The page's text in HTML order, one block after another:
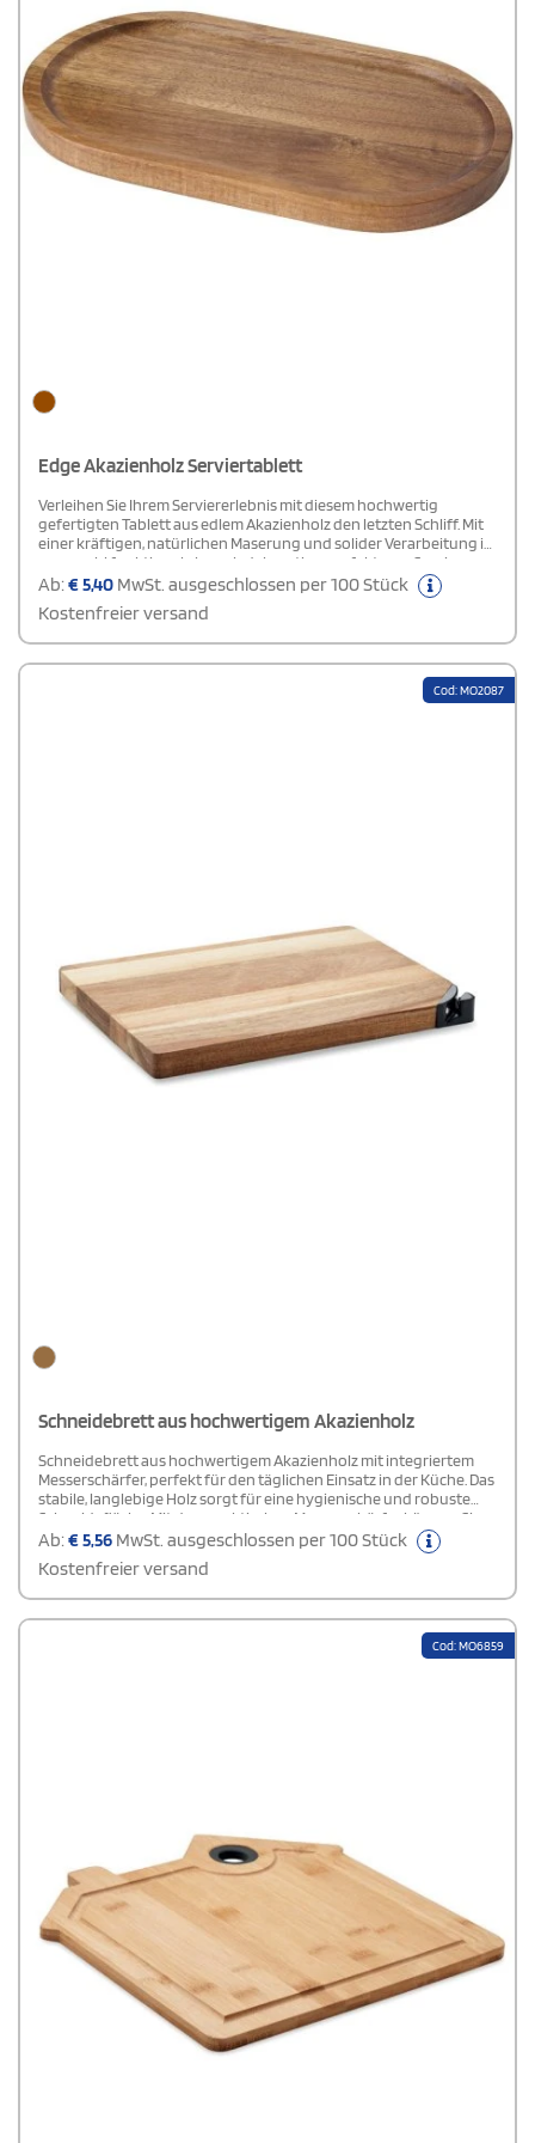
Edge Akazienholz Serviertablett
Verleihen Sie Ihrem Serviererlebnis mit diesem hochwertig
gefertigten Tablett aus edlem Akazienholz den letzten Schliff. Mit
einer kräftigen, natürlichen Maserung und solider Verarbeitung ist
es sowohl funktional als auch dekorativ – perfekt zum Servieren
von Getränken, Snacks oder Vorspeisen. Leicht, aber dennoch
stabil ist es ideal für den täglichen Gebrauch oder besondere
Anlässe.
Ab:€5,40 MwSt. ausgeschlossen per 100 Stück
Kostenfreier versand
Cod: MO2087
Schneidebrett aus hochwertigem Akazienholz
Schneidebrett aus hochwertigem Akazienholz mit integriertem
Messerschärfer, perfekt für den täglichen Einsatz in der Küche. Das
stabile, langlebige Holz sorgt für eine hygienische und robuste
Schneidefläche. Mit dem praktischen Messerschärfer können Sie
Ihre Messer jederzeit schnell und einfach nachschärfen, was das
Kochen noch angenehmer macht. Akazienholz ist von Natur aus
besonders widerstandsfähig gegenüber Feuchtigkeit und
Abnutzung, sodass das Schneidebrett lange in einwandfreiem
Zustand bleibt. Ideal für Profi- und Hobbyköche.
Ab:€5,56 MwSt. ausgeschlossen per 100 Stück
Kostenfreier versand
Cod: MO6859